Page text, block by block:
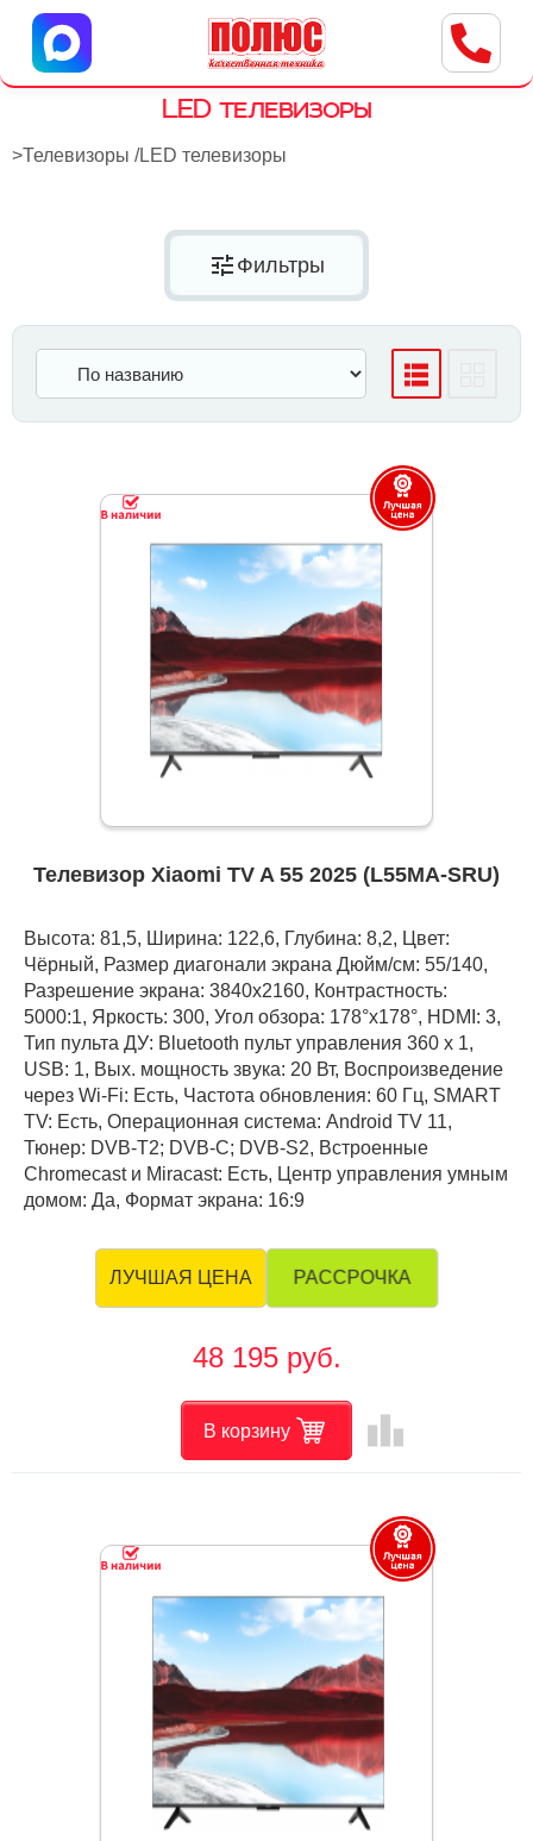
Центр бытовой техники
г. Ульяновск, ул. Пушкарева, 8a
LED телевизоры
>Телевизоры /LED телевизоры
tune Фильтры
Телевизор Xiaomi TV A 55 2025 (L55MA-SRU)
Высота: 81,5, Ширина: 122,6, Глубина: 8,2, Цвет:
Чёрный, Размер диагонали экрана Дюйм/см: 55/140,
Разрешение экрана: 3840x2160, Контрастность:
5000:1, Яркость: 300, Угол обзора: 178°x178°, HDMI: 3,
Тип пульта ДУ: Bluetooth пульт управления 360 x 1,
USB: 1, Вых. мощность звука: 20 Вт, Воспроизведение
через Wi-Fi: Есть, Частота обновления: 60 Гц, SMART
TV: Есть, Операционная система: Android TV 11,
Тюнер: DVB-T2; DVB-C; DVB-S2, Встроенные
Chromecast и Miracast: Есть, Центр управления умным
домом: Да, Формат экрана: 16:9
ЛУЧШАЯ ЦЕНА РАССРОЧКА
48 195 руб.
В корзину leaderboard